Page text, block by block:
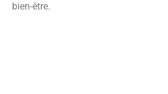
bien-être.